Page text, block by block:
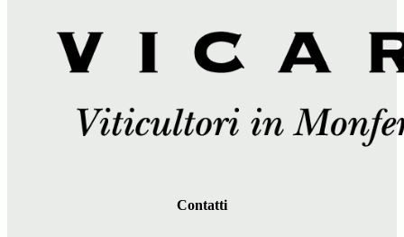
Contatti